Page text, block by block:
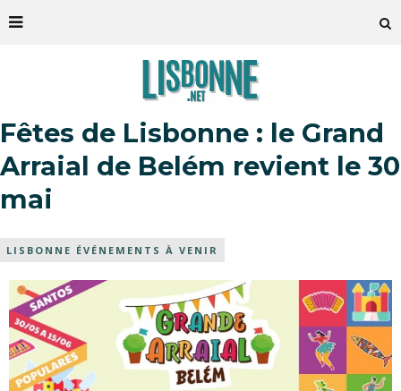
Fêtes de Lisbonne : le Grand
Arraial de Belém revient le 30
mai
LISBONNE ÉVÉNEMENTS À VENIR